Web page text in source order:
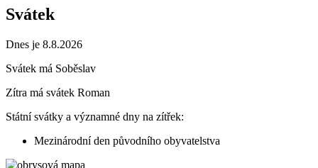
Svátek
Dnes je 8.8.2026
Svátek má Soběslav
Zítra má svátek Roman
Státní svátky a významné dny na zítřek:
Mezinárodní den původního obyvatelstva